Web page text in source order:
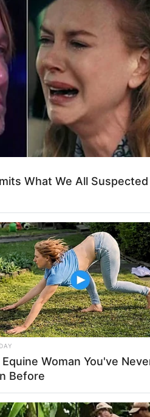
Espitia Salazar
freepik
web
TEMAS
EMERGENCIAS
FUERTES LLUVIAS
METRO DE
What We All Suspected
Woman You've
Before